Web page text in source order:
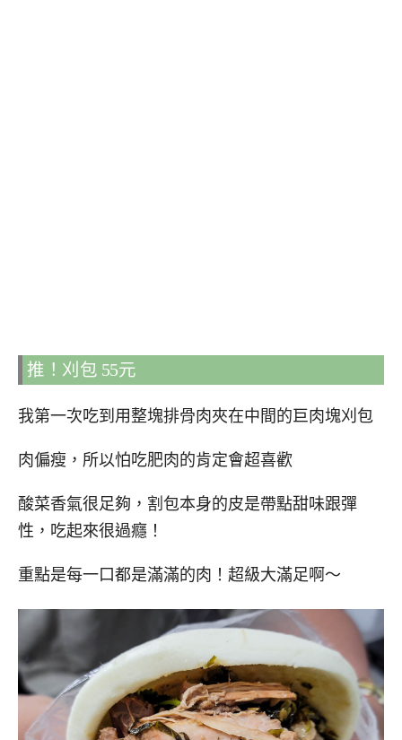
推！刈包 55元
我第一次吃到用整塊排骨肉夾在中間的巨肉塊刈包
肉偏瘦，所以怕吃肥肉的肯定會超喜歡
酸菜香氣很足夠，割包本身的皮是帶點甜味跟彈
性，吃起來很過癮！
重點是每一口都是滿滿的肉！超級大滿足啊～